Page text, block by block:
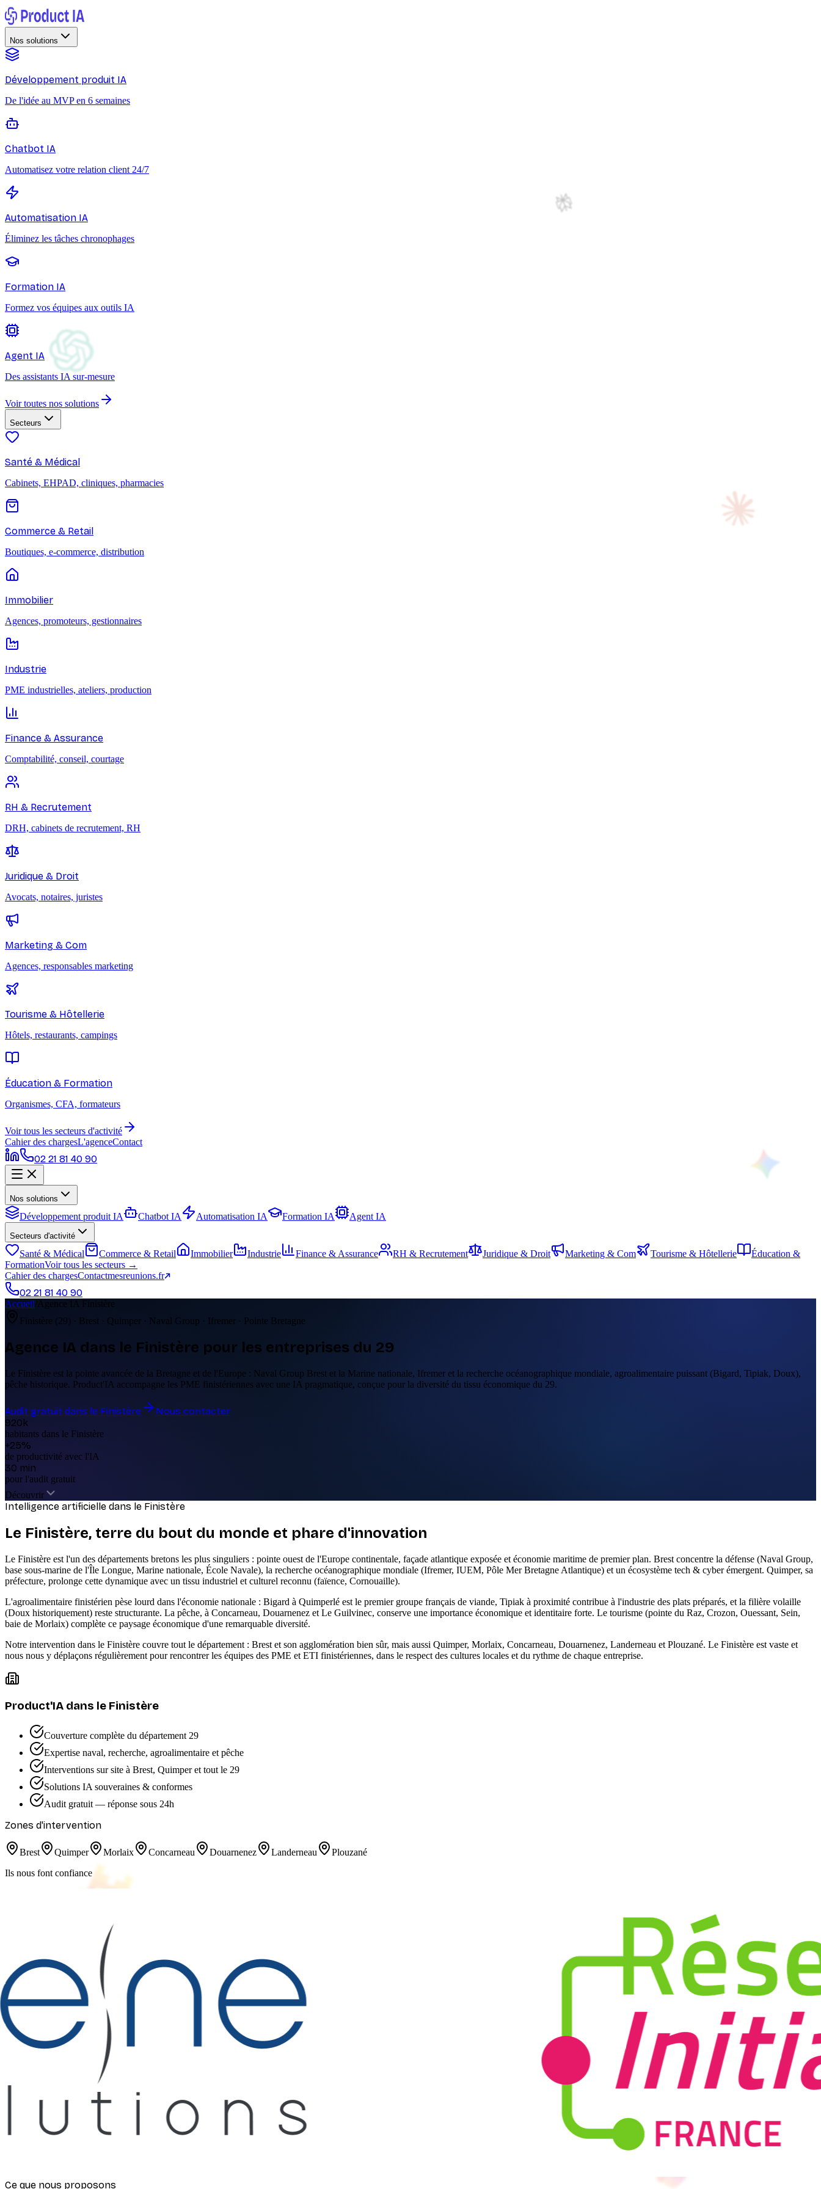
Nos solutions
Développement produit IA
De l'idée au MVP en 6 semaines
Chatbot IA
Automatisez votre relation client 24/7
Automatisation IA
Éliminez les tâches chronophages
Formation IA
Formez vos équipes aux outils IA
Agent IA
Des assistants IA sur-mesure
Voir toutes nos solutions
Secteurs
Santé & Médical
Cabinets, EHPAD, cliniques, pharmacies
Commerce & Retail
Boutiques, e-commerce, distribution
Immobilier
Agences, promoteurs, gestionnaires
Industrie
PME industrielles, ateliers, production
Finance & Assurance
Comptabilité, conseil, courtage
RH & Recrutement
DRH, cabinets de recrutement, RH
Juridique & Droit
Avocats, notaires, juristes
Marketing & Com
Agences, responsables marketing
Tourisme & Hôtellerie
Hôtels, restaurants, campings
Éducation & Formation
Organismes, CFA, formateurs
Voir tous les secteurs d'activité
Cahier des chargesL'agenceContact
02 21 81 40 90
Nos solutions
Développement produit IA Chatbot IA Automatisation IA Formation IA Agent IA
Secteurs d'activité
Santé & Médical Commerce & Retail Immobilier Industrie Finance & Assurance RH & Recrutement Juridique & Droit Marketing & Com Tourisme & Hôtellerie
Éducation &
FormationVoir tous les secteurs →
Cahier des chargesContactmesreunions.fr
02 21 81 40 90
Accueil/ Agence IA Finistère
Finistère (29) · Brest · Quimper · Naval Group · Ifremer · Pointe Bretagne
Agence IA dans le Finistère pour les entreprises du 29
Le Finistère est la pointe avancée de la Bretagne et de l'Europe : Naval Group Brest et la Marine nationale, Ifremer et la recherche océanographique mondiale, agroalimentaire puissant (Bigard, Tipiak, Doux),
pêche historique. Product'IA accompagne les PME finistériennes avec une IA pragmatique, conçue pour la diversité du tissu économique du 29.
Audit gratuit dans le Finistère
Nous contacter
920k
habitants dans le Finistère
+25%
de productivité avec l'IA
30 min
pour l'audit gratuit
Découvrir
Intelligence artificielle dans le Finistère
Le Finistère, terre du bout du monde et phare d'innovation
Le Finistère est l'un des départements bretons les plus singuliers : pointe ouest de l'Europe continentale, façade atlantique exposée et économie maritime de premier plan. Brest concentre la défense (Naval Group,
base sous-marine de l'Île Longue, Marine nationale, École Navale), la recherche océanographique mondiale (Ifremer, IUEM, Pôle Mer Bretagne Atlantique) et un écosystème tech & cyber émergent. Quimper, sa
préfecture, prolonge cette dynamique avec un tissu industriel et culturel reconnu (faïence, Cornouaille).
L'agroalimentaire finistérien pèse lourd dans l'économie nationale : Bigard à Quimperlé est le premier groupe français de viande, Tipiak à proximité contribue à l'industrie des plats préparés, et la filière volaille
(Doux historiquement) reste structurante. La pêche, à Concarneau, Douarnenez et Le Guilvinec, conserve une importance économique et identitaire forte. Le tourisme (pointe du Raz, Crozon, Ouessant, Sein,
baie de Morlaix) complète ce paysage économique d'une remarquable diversité.
Notre intervention dans le Finistère couvre tout le département : Brest et son agglomération bien sûr, mais aussi Quimper, Morlaix, Concarneau, Douarnenez, Landerneau et Plouzané. Le Finistère est vaste et
nous nous y déplaçons régulièrement pour rencontrer les équipes des PME et ETI finistériennes, dans le respect des cultures locales et du rythme de chaque entreprise.
Product'IA dans le Finistère
Couverture complète du département 29
Expertise naval, recherche, agroalimentaire et pêche
Interventions sur site à Brest, Quimper et tout le 29
Solutions IA souveraines & conformes
Audit gratuit — réponse sous 24h
Zones d'intervention
Brest Quimper Morlaix Concarneau Douarnenez Landerneau
Plouzané
Ils nous font confiance
Ce que nous proposons